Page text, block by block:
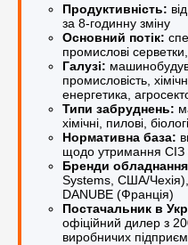
Продуктивність:
за 8-годинну зміну
Основний потік:
промислові
Галузі:
промисловість,
енергетика,
Типи забруднень:
хімічні, пилові,
Нормативна база:
щодо утримання СІЗ
Бренди
Systems, США/
DANUBE (Франція)
Постачальник в
офіційний дилер з
виробничих